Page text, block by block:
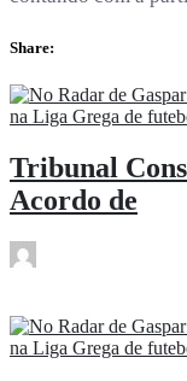
Share:
Tribunal
Acordo de